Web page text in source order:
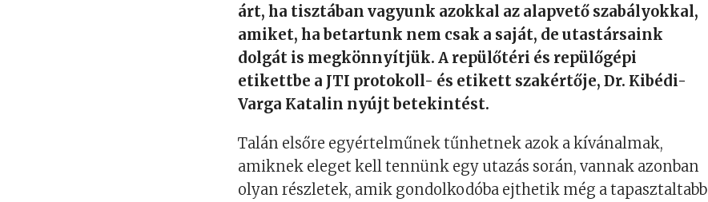
árt, ha tisztában vagyunk azokkal az alapvető szabályokkal,
amiket, ha betartunk nem csak a saját, de utastársaink
dolgát is megkönnyítjük. A repülőtéri és repülőgépi
etikettbe a JTI protokoll- és etikett szakértője, Dr. Kibédi-
Varga Katalin nyújt betekintést.
Talán elsőre egyértelműnek tűnhetnek azok a kívánalmak,
amiknek eleget kell tennünk egy utazás során, vannak azonban
olyan részletek, amik gondolkodóba ejthetik még a tapasztaltabb